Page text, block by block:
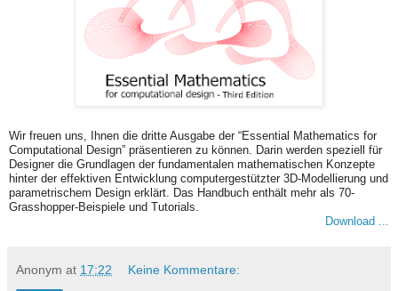
Wir freuen uns, Ihnen die dritte Ausgabe der “Essential Mathematics for
Computational Design” präsentieren zu können. Darin werden speziell für
Designer die Grundlagen der fundamentalen mathematischen Konzepte
hinter der effektiven Entwicklung computergestützter 3D-Modellierung und
parametrischem Design erklärt. Das Handbuch enthält mehr als 70-
Grasshopper-Beispiele und Tutorials.
Download ...
Anonym at 17:22 Keine Kommentare: